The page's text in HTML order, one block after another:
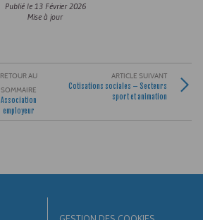
Publié le 13 Février 2026
Mise à jour
RETOUR AU
SOMMAIRE
Association
employeur
ARTICLE SUIVANT
Cotisations sociales – Secteurs
sport et animation